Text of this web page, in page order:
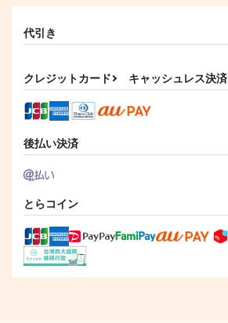
代引き
クレジットカード キャッシュレス決済
後払い決済
とらコイン